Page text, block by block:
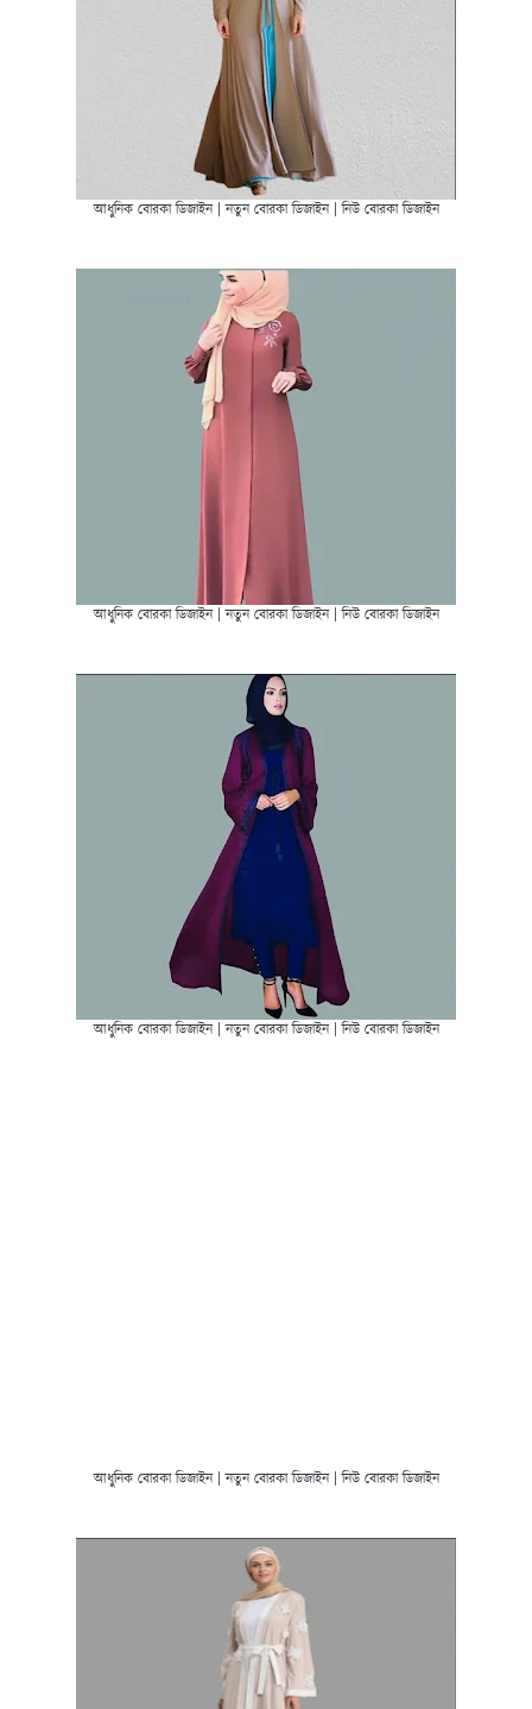
আধুনিক বোরকা ডিজাইন | নতুন বোরকা ডিজাইন | নিউ বোরকা ডিজাইন
আধুনিক বোরকা ডিজাইন | নতুন বোরকা ডিজাইন | নিউ বোরকা ডিজাইন
আধুনিক বোরকা ডিজাইন | নতুন বোরকা ডিজাইন | নিউ বোরকা ডিজাইন
আধুনিক বোরকা ডিজাইন | নতুন বোরকা ডিজাইন | নিউ বোরকা ডিজাইন